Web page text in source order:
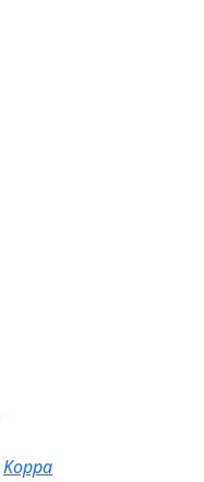
Koppa